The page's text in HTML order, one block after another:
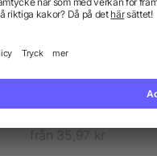
från 35,97 kr